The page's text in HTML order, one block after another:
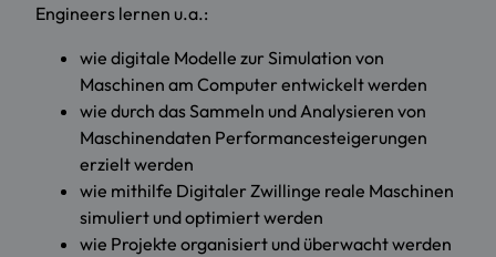
Engineers lernen u.a.:
wie digitale Modelle zur Simulation von
Maschinen am Computer entwickelt werden
wie durch das Sammeln und Analysieren von
Maschinendaten Performancesteigerungen
erzielt werden
wie mithilfe Digitaler Zwillinge reale Maschinen
simuliert und optimiert werden
wie Projekte organisiert und überwacht werden